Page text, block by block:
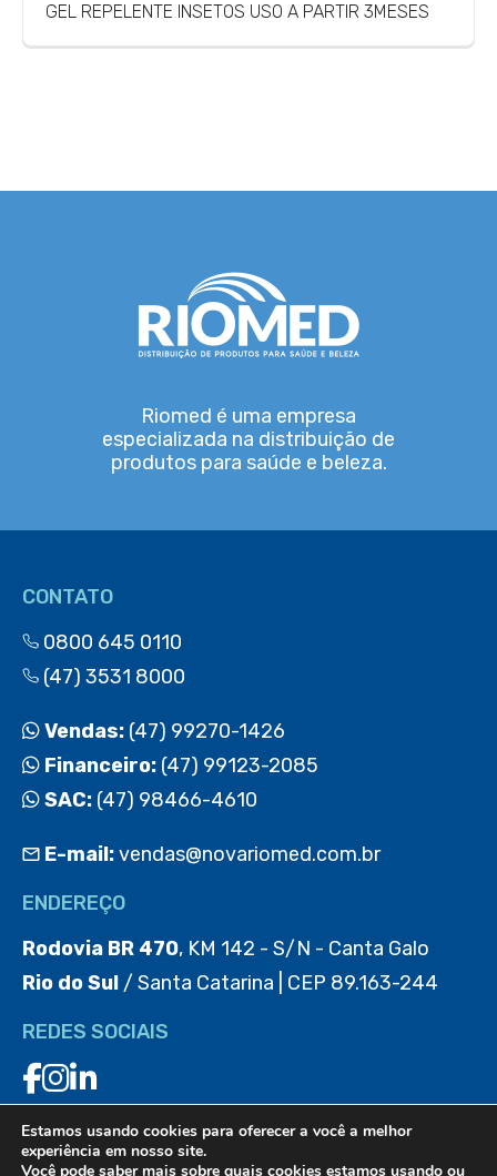
GEL REPELENTE INSETOS USO A PARTIR 3MESES
Riomed é uma empresa
especializada na distribuição de
produtos para saúde e beleza.
CONTATO
0800 645 0110
(47) 3531 8000
Vendas: (47) 99270-1426
Financeiro: (47) 99123-2085
SAC: (47) 98466-4610
E-mail:vendas@novariomed.com.br
ENDEREÇO
Rodovia BR 470, KM 142 - S/N - Canta Galo
Rio do Sul / Santa Catarina | CEP 89.163-244
REDES SOCIAIS
BAIXE O APP
Estamos usando cookies para oferecer a você a melhor
experiência em nosso site.
Você pode saber mais sobre quais cookies estamos usando ou